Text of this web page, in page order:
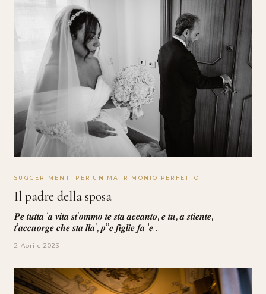
SUGGERIMENTI PER UN MATRIMONIO PERFETTO
Il padre della sposa
𝑷𝒆 𝒕𝒖𝒕𝒕𝒂 ‘𝒂 𝒗𝒊𝒕𝒂 𝒔𝒕’𝒐𝒎𝒎𝒐 𝒕𝒆 𝒔𝒕𝒂 𝒂𝒄𝒄𝒂𝒏𝒕𝒐, 𝒆 𝒕𝒖, 𝒂 𝒔𝒕𝒊𝒆𝒏𝒕𝒆,
𝒕’𝒂𝒄𝒄𝒖𝒐𝒓𝒈𝒆 𝒄𝒉𝒆 𝒔𝒕𝒂 𝒍𝒍𝒂’, 𝒑’’𝒆 𝒇𝒊𝒈𝒍𝒊𝒆 𝒇𝒂 ‘𝒆…
2 Aprile 2023